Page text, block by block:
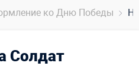
ко Дню Победы
Солдат